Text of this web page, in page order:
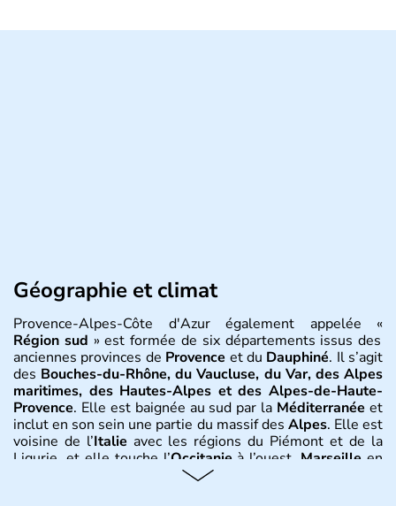
Géographie et climat
Provence-Alpes-Côte d'Azur également appelée «
Région sud » est formée de six départements issus des
anciennes provinces de Provence et du Dauphiné. Il s’agit
des Bouches-du-Rhône, du Vaucluse, du Var, des Alpes
maritimes, des Hautes-Alpes et des Alpes-de-Haute-
Provence. Elle est baignée au sud par la Méditerranéeet
inclut en son sein une partie du massif des Alpes. Elle est
voisine de l’Italie avec les régions du Piémont et de la
Ligurie, et elle touche l’Occitanie à l’ouest. Marseille en
Nice, Cannes, Saint-Tropez, Toulon,